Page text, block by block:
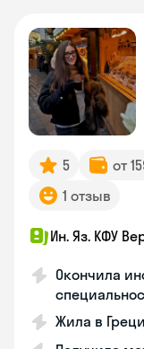
5 от
1 отзыв
Ин. Яз. КФУ
Окончила
Жила в